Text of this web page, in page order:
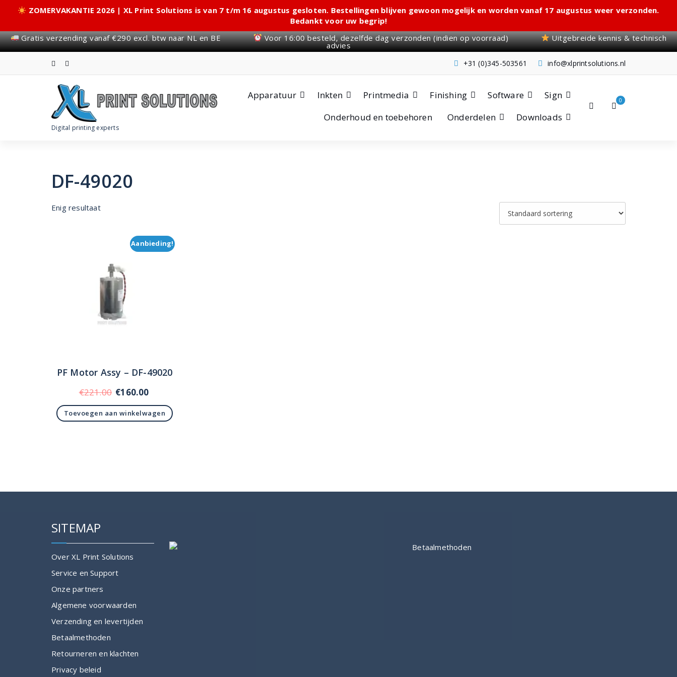
ZOMERVAKANTIE 2026 | XL Print Solutions is van 7 t/m 16 augustus gesloten. Bestellingen blijven gewoon mogelijk en worden vanaf 17 augustus weer verzonden.
Bedankt voor uw begrip!
Gratis verzending vanaf €290 excl. btw naar NL en BE
Voor 16:00 besteld, dezelfde dag verzonden (indien op voorraad) Uitgebreide kennis & technisch
advies
info@xlprintsolutions.nl
+31 (0)345-503561
Digital printing experts
Apparatuur Inkten Printmedia Finishing Software
Sign
Onderhoud en toebehoren
Onderdelen Downloads
0
DF-49020
Enig resultaat
Aanbieding!
PF Motor Assy – DF-49020
€221.00 Oorspronkelijke
prijs
was:
€160.00
prijs
is:
Toevoegen aan winkelwagen
SITEMAP
Over XL Print Solutions
Service en Support
Onze partners
Algemene voorwaarden
Verzending en levertijden
Betaalmethoden
Retourneren en klachten
Privacy beleid